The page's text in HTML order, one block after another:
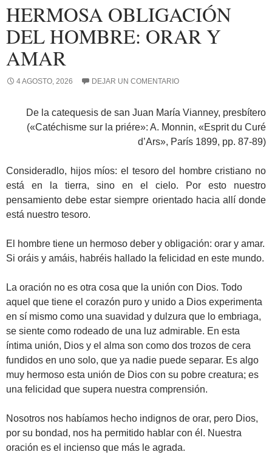
HERMOSA OBLIGACIÓN
DEL HOMBRE: ORAR Y
AMAR
4 AGOSTO, 2026 DEJAR UN COMENTARIO
De la catequesis de san Juan María Vianney, presbítero
(«Catéchisme sur la priére»: A. Monnin, «Esprit du Curé
d’Ars», París 1899, pp. 87-89)
Consideradlo, hijos míos: el tesoro del hombre cristiano no
está en la tierra, sino en el cielo. Por esto nuestro
pensamiento debe estar siempre orientado hacia allí donde
está nuestro tesoro.
El hombre tiene un hermoso deber y obligación: orar y amar.
Si oráis y amáis, habréis hallado la felicidad en este mundo.
La oración no es otra cosa que la unión con Dios. Todo
aquel que tiene el corazón puro y unido a Dios experimenta
en sí mismo como una suavidad y dulzura que lo embriaga,
se siente como rodeado de una luz admirable. En esta
íntima unión, Dios y el alma son como dos trozos de cera
fundidos en uno solo, que ya nadie puede separar. Es algo
muy hermoso esta unión de Dios con su pobre creatura; es
una felicidad que supera nuestra comprensión.
Nosotros nos habíamos hecho indignos de orar, pero Dios,
por su bondad, nos ha permitido hablar con él. Nuestra
oración es el incienso que más le agrada.